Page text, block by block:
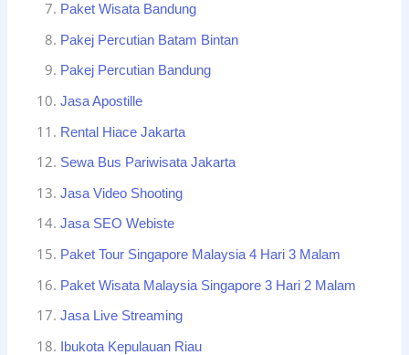
Paket Wisata Bandung
Pakej Percutian Batam Bintan
Pakej Percutian Bandung
Jasa Apostille
Rental Hiace Jakarta
Sewa Bus Pariwisata Jakarta
Jasa Video Shooting
Jasa SEO Webiste
Paket Tour Singapore Malaysia 4 Hari 3 Malam
Paket Wisata Malaysia Singapore 3 Hari 2 Malam
Jasa Live Streaming
Ibukota Kepulauan Riau